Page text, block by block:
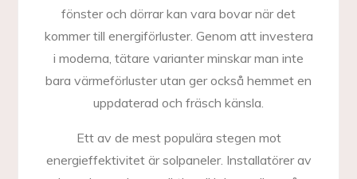
fönster och dörrar kan vara bovar när det
kommer till energiförluster. Genom att investera
i moderna, tätare varianter minskar man inte
bara värmeförluster utan ger också hemmet en
uppdaterad och fräsch känsla.
Ett av de mest populära stegen mot
energieffektivitet är solpaneler. Installatörer av